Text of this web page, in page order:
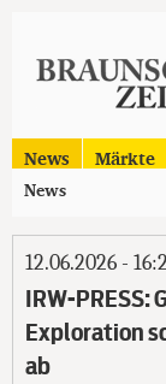
News Märkte
News
12.06.2026 -
IRW-
Exploration
ab